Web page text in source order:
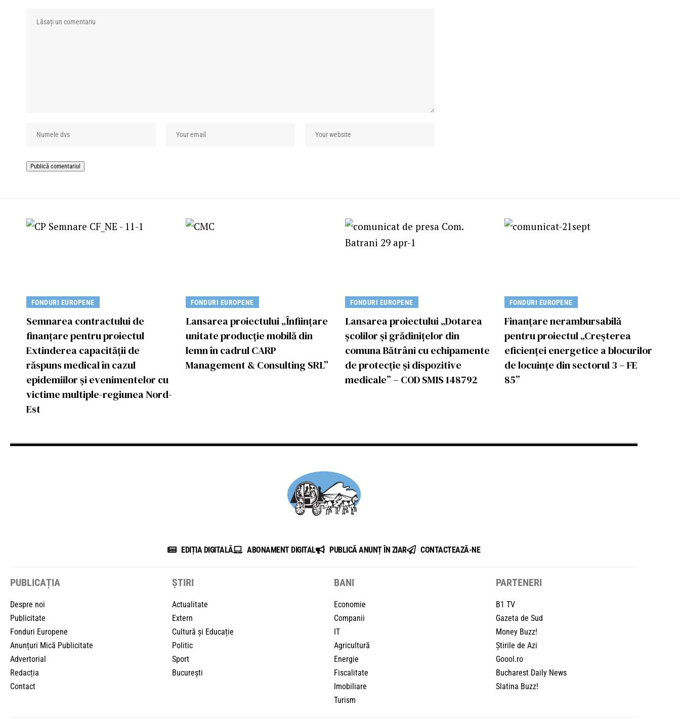
FONDURI EUROPENE
Semnarea contractului de
finanțare pentru proiectul
Extinderea capacității de
răspuns medical în cazul
epidemiilor și evenimentelor cu
victime multiple-regiunea Nord-
Est
FONDURI EUROPENE
Lansarea proiectului „Înființare
unitate producție mobilă din
lemn în cadrul CARP
Management & Consulting SRL”
FONDURI EUROPENE
Lansarea proiectului „Dotarea
școlilor și grădinițelor din
comuna Bătrâni cu echipamente
de protecție și dispozitive
medicale” – COD SMIS 148792
FONDURI EUROPENE
Finanțare nerambursabilă
pentru proiectul „Creșterea
eficienței energetice a blocurilor
de locuințe din sectorul 3 – FE
85”
EDIȚIA DIGITALĂ ABONAMENT DIGITAL PUBLICĂ ANUNȚ ÎN ZIAR CONTACTEAZĂ-NE
PUBLICAȚIA
Despre noi
Publicitate
Fonduri Europene
Anunțuri Mică Publicitate
Advertorial
Redacția
Contact
ȘTIRI
Actualitate
Extern
Cultură și Educație
Politic
Sport
București
BANI
Economie
Companii
IT
Agricultură
Energie
Fiscalitate
Imobiliare
Turism
PARTENERI
B1 TV
Gazeta de Sud
Money Buzz!
Știrile de Azi
Goool.ro
Bucharest Daily News
Slatina Buzz!